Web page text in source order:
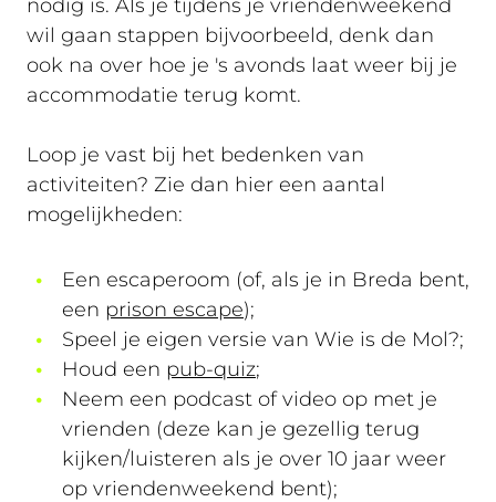
nodig is. Als je tijdens je vriendenweekend
wil gaan stappen bijvoorbeeld, denk dan
ook na over hoe je 's avonds laat weer bij je
accommodatie terug komt.
Loop je vast bij het bedenken van
activiteiten? Zie dan hier een aantal
mogelijkheden:
Een escaperoom (of, als je in Breda bent,
een prison escape);
Speel je eigen versie van Wie is de Mol?;
Houd een pub-quiz;
Neem een podcast of video op met je
vrienden (deze kan je gezellig terug
kijken/luisteren als je over 10 jaar weer
op vriendenweekend bent);